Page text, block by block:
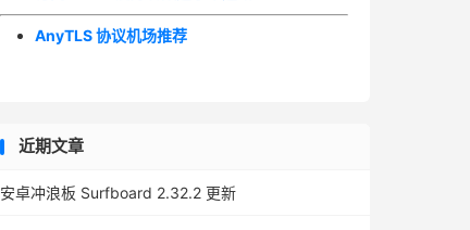
AnyTLS 协议机场推荐
近期文章
安卓冲浪板 Surfboard 2.32.2 更新